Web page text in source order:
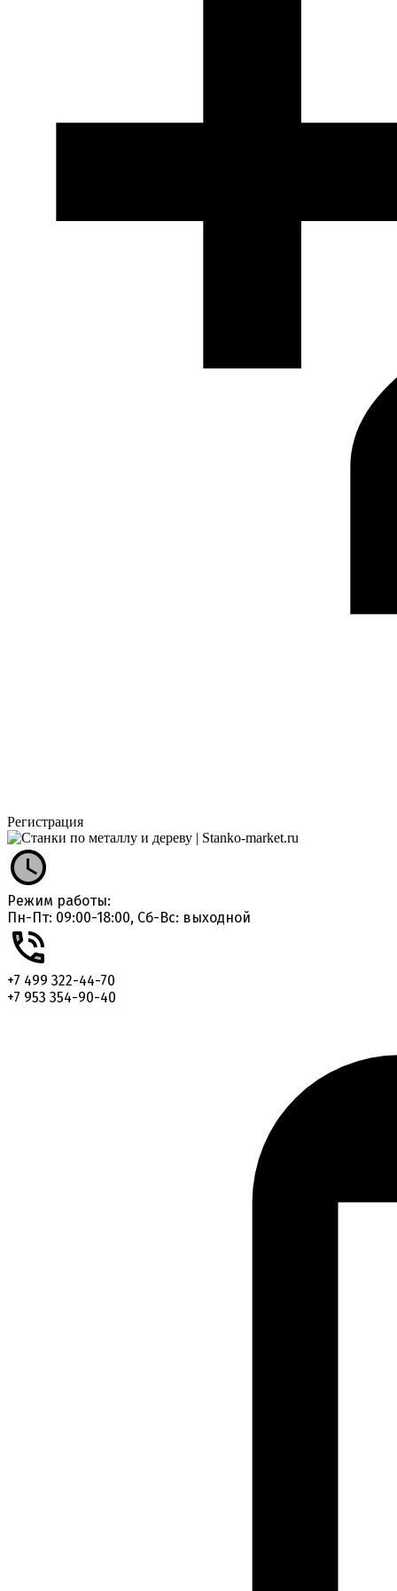
Регистрация
Режим работы:
Пн-Пт: 09:00-18:00, Сб-Вс: выходной
+7 499 322-44-70
+7 953 354-90-40